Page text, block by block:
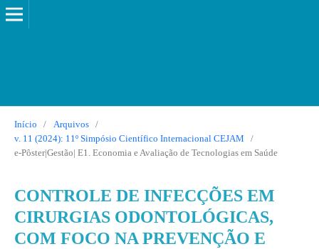
Início / Arquivos
/
v. 11 (2024): 11º Simpósio Científico Internacional CEJAM
/
e-Pôster|Gestão| E1. Economia e Avaliação de Tecnologias em Saúde
CONTROLE DE INFECÇÕES EM
CIRURGIAS ODONTOLÓGICAS,
COM FOCO NA PREVENÇÃO E